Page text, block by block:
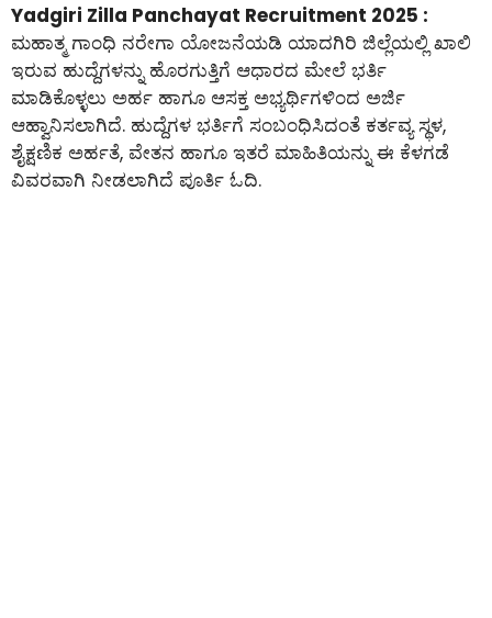
Yadgiri Zilla Panchayat Recruitment 2025 :
ಮಹಾತ್ಮ ಗಾಂಧಿ ನರೇಗಾ ಯೋಜನೆಯಡಿ ಯಾದಗಿರಿ ಜಿಲ್ಲೆಯಲ್ಲಿ ಖಾಲಿ
ಇರುವ ಹುದ್ದೆಗಳನ್ನು ಹೊರಗುತ್ತಿಗೆ ಆಧಾರದ ಮೇಲೆ ಭರ್ತಿ
ಮಾಡಿಕೊಳ್ಳಲು ಅರ್ಹ ಹಾಗೂ ಆಸಕ್ತ ಅಭ್ಯರ್ಥಿಗಳಿಂದ ಅರ್ಜಿ
ಆಹ್ವಾನಿಸಲಾಗಿದೆ. ಹುದ್ದೆಗಳ ಭರ್ತಿಗೆ ಸಂಬಂಧಿಸಿದಂತೆ ಕರ್ತವ್ಯ ಸ್ಥಳ,
ಶೈಕ್ಷಣಿಕ ಅರ್ಹತೆ, ವೇತನ ಹಾಗೂ ಇತರೆ ಮಾಹಿತಿಯನ್ನು ಈ ಕೆಳಗಡೆ
ವಿವರವಾಗಿ ನೀಡಲಾಗಿದೆ ಪೂರ್ತಿ ಓದಿ.